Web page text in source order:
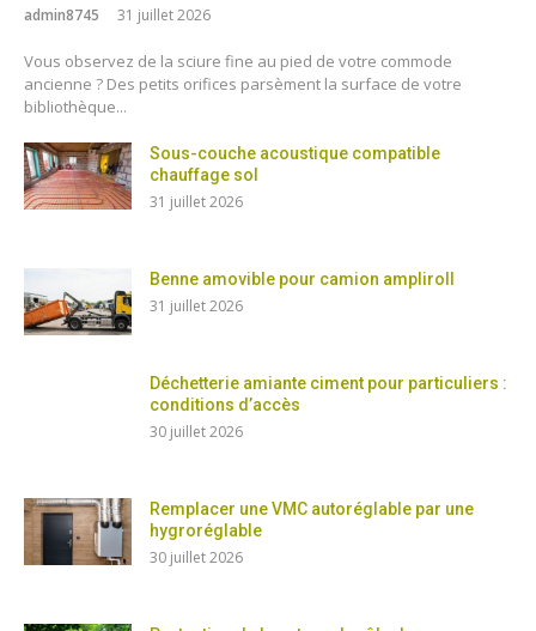
admin8745 31 juillet 2026
Vous observez de la sciure fine au pied de votre commode
ancienne ? Des petits orifices parsèment la surface de votre
bibliothèque...
Sous-couche acoustique compatible
chauffage sol
31 juillet 2026
Benne amovible pour camion ampliroll
31 juillet 2026
Déchetterie amiante ciment pour particuliers :
conditions d’accès
30 juillet 2026
Remplacer une VMC autoréglable par une
hygroréglable
30 juillet 2026